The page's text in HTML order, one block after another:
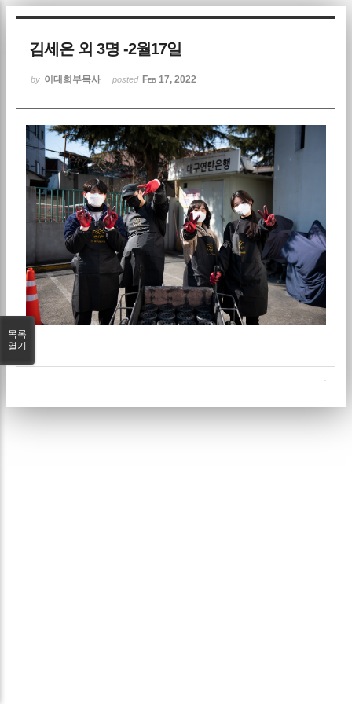
김세은 외 3명 -2월17일
by 이대희부목사 posted Feb 17, 2022
목록
열기
Sketchbook5, 스케치북5
Sketchbook5, 스케치북5